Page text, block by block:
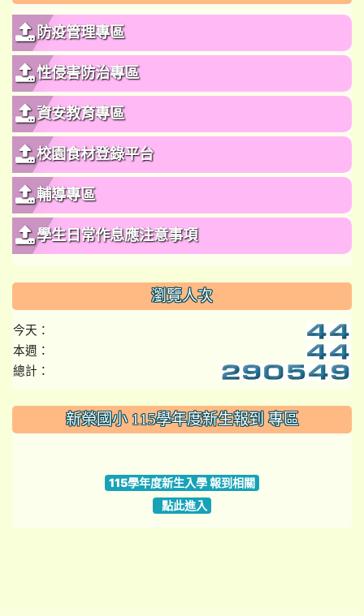
防疫管理專區
性侵害防治專區
資安教育專區
校園食材登錄平台
輔導專區
學生日常作息應注意事項
瀏覽人次
今天：
本週：
總計：
::: 新榮國小 115學年度新生報到 專區
115學年度新生入學 報到相關
點此進入